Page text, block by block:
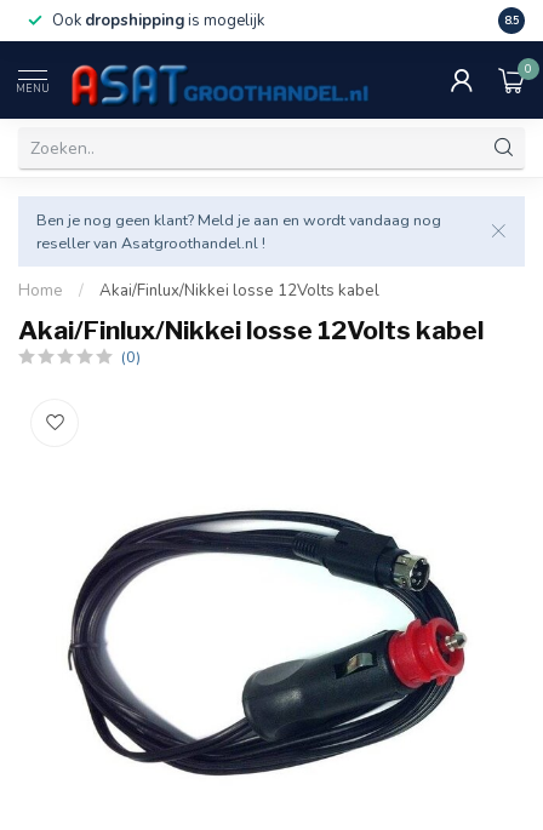
Ook dropshippingis mogelijk Veel
8.5
MENU
0
Ben je nog geen klant? Meld je aan en wordt vandaag nog
reseller van Asatgroothandel.nl !
Home / Akai/Finlux/Nikkei losse 12Volts kabel
Akai/Finlux/Nikkei losse 12Volts kabel
(0)